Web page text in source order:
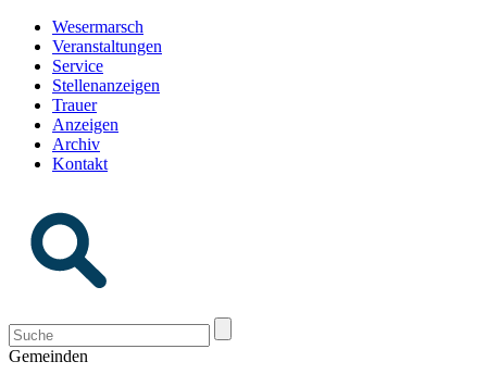
Wesermarsch
Veranstaltungen
Service
Stellenanzeigen
Trauer
Anzeigen
Archiv
Kontakt
Gemeinden